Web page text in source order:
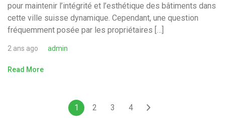
pour maintenir l’intégrité et l’esthétique des bâtiments dans
cette ville suisse dynamique. Cependant, une question
fréquemment posée par les propriétaires […]
2 ans ago admin
Read More
1 2 3 4